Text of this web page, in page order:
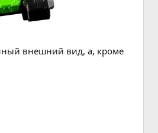
внешний вид, а, кроме